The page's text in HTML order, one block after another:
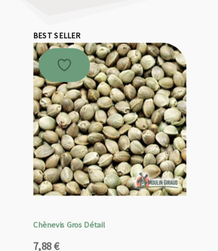
BEST SELLER
Chènevis Gros Détail
7,88€